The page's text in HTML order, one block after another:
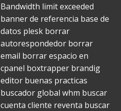
Bandwidth limit exceeded
banner de referencia base de
datos plesk borrar
autorespondedor borrar
email borrar espacio en
cpanel boxtrapper brandig
editor buenas practicas
buscador global whm buscar
cuenta cliente reventa buscar